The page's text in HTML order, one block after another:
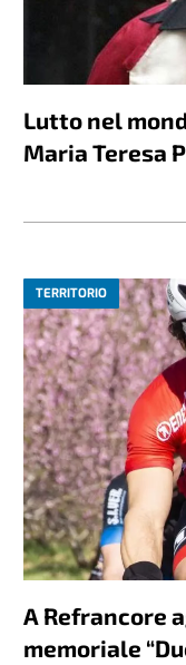
Lutto nel
Maria Teresa
TERRITORIO
A Refrancore
memoriale